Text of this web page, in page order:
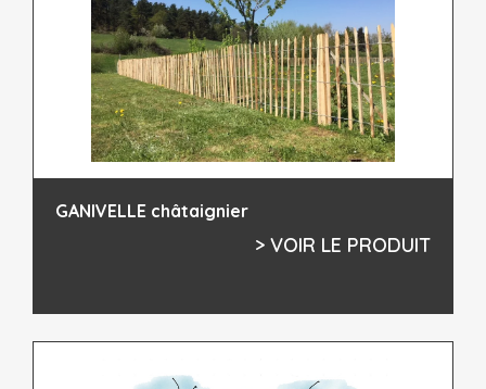
GANIVELLE châtaignier
> VOIR LE PRODUIT